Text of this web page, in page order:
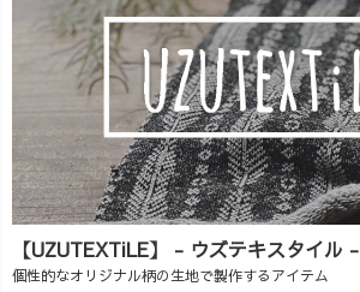
【UZUTEXTiLE】 - ウズテキスタイル -
個性的なオリジナル柄の生地で製作するアイテム